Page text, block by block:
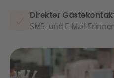
Direkter
SMS- und E-Mail-